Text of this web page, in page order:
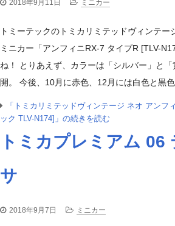
2018年9月11日 ミニカー
トミーテックのトミカリミテッドヴィンテー
ミニカー「アンフィニRX-7 タイプR [TLV-
ね！ とりあえず、カラーは「シルバー」と
開。 今後、10月に赤色、12月には白色と黒
「トミカリミテッドヴィンテージ ネオ アンフ
ック TLV-N174]」の続きを読む
トミカプレミアム 06
サ
2018年9月7日 ミニカー